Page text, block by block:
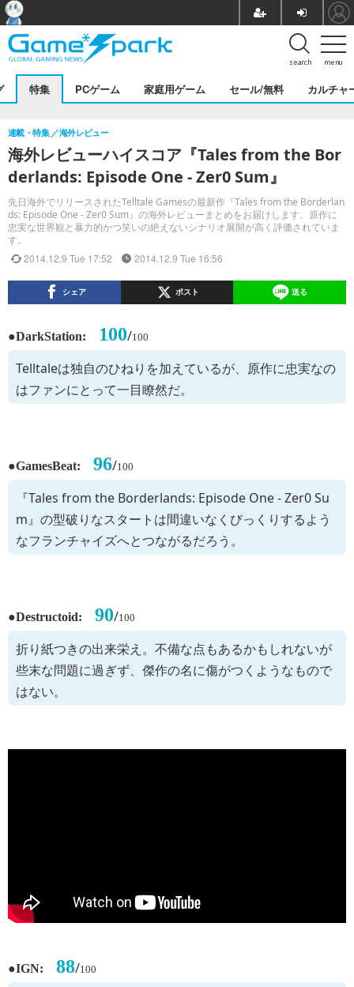
menu
search
特集 PCゲーム 家庭用ゲーム セール/無料 カルチャ
海外レビューハイスコア『Tales from the Bor
derlands: Episode One - Zer0 Sum』
先日海外でリリースされたTelltale Gamesの最新作『Tales from the Borderlan
ds: Episode One - Zer0 Sum』の海外レビューまとめをお届けします。原作に
忠実な世界観と暴力的かつ笑いの絶えないシナリオ展開が高く評価されていま
す。
連載・特集 海外レビュー
2014.12.9 Tue 17:52 2014.12.9 Tue 16:56
シェア ポスト 送る
●DarkStation: 100/100
Telltaleは独自のひねりを加えているが、原作に忠実なの
はファンにとって一目瞭然だ。
●GamesBeat: 96/100
『Tales from the Borderlands: Episode One - Zer0 Su
m』の型破りなスタートは間違いなくびっくりするよう
なフランチャイズへとつながるだろう。
●Destructoid: 90/100
折り紙つきの出来栄え。不備な点もあるかもしれないが
些末な問題に過ぎず、傑作の名に傷がつくようなもので
はない。
●IGN: 88/100